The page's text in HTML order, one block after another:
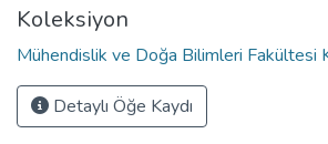
Koleksiyon
Mühendislik ve Doğa Bilimleri Fakültesi
Detaylı Öğe Kaydı